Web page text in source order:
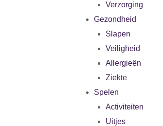
Verzorging
Gezondheid
Slapen
Veiligheid
Allergieën
Ziekte
Spelen
Activiteiten
Uitjes